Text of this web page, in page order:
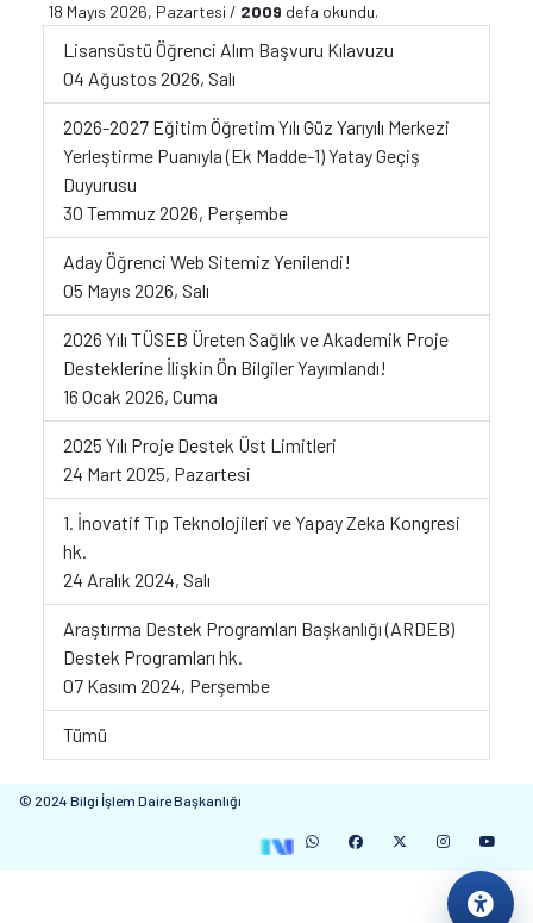
18 Mayıs 2026, Pazartesi / 2009 defa okundu.
Lisansüstü Öğrenci Alım Başvuru Kılavuzu
04 Ağustos 2026, Salı
2026-2027 Eğitim Öğretim Yılı Güz Yarıyılı Merkezi
Yerleştirme Puanıyla (Ek Madde-1) Yatay Geçiş
Duyurusu
30 Temmuz 2026, Perşembe
Aday Öğrenci Web Sitemiz Yenilendi!
05 Mayıs 2026, Salı
2026 Yılı TÜSEB Üreten Sağlık ve Akademik Proje
Desteklerine İlişkin Ön Bilgiler Yayımlandı!
16 Ocak 2026, Cuma
2025 Yılı Proje Destek Üst Limitleri
24 Mart 2025, Pazartesi
1. İnovatif Tıp Teknolojileri ve Yapay Zeka Kongresi
hk.
24 Aralık 2024, Salı
Araştırma Destek Programları Başkanlığı (ARDEB)
Destek Programları hk.
07 Kasım 2024, Perşembe
Tümü
© 2024 Bilgi İşlem Daire Başkanlığı